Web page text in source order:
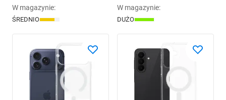
MagSafe transparentne glitter
W magazynie:
ŚREDNIO
Camera Protection) zgodne z
MagSafe transparentne glitter
W magazynie:
DUŻO